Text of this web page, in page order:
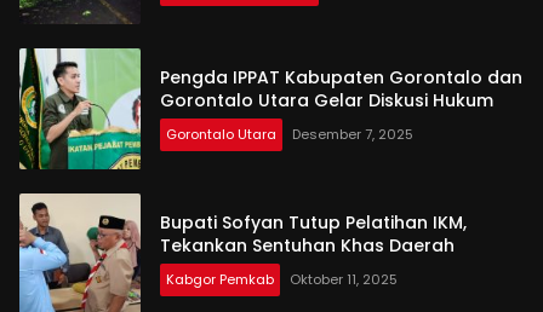
Pengda IPPAT Kabupaten Gorontalo dan
Gorontalo Utara Gelar Diskusi Hukum
Gorontalo Utara Desember 7, 2025
Bupati Sofyan Tutup Pelatihan IKM,
Tekankan Sentuhan Khas Daerah
Kabgor Pemkab Oktober 11, 2025